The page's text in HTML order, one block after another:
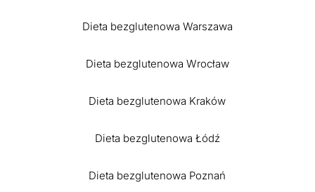
Dieta bezglutenowa Warszawa
Dieta bezglutenowa Wrocław
Dieta bezglutenowa Kraków
Dieta bezglutenowa Łódź
Dieta bezglutenowa Poznań